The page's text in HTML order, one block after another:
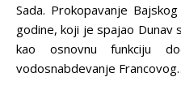
Sada. Prokopavanje
godine, koji je spajao Dunav
kao osnovnu funkciju
vodosnabdevanje